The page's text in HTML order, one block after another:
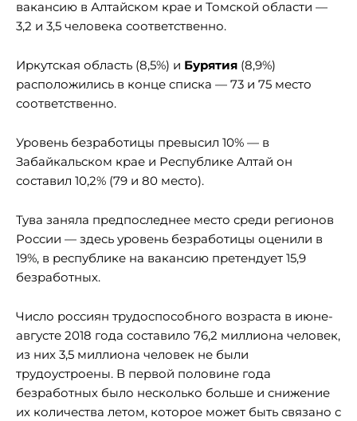
вакансию в Алтайском крае и Томской области —
3,2 и 3,5 человека соответственно.
Иркутская область (8,5%) и Бурятия (8,9%)
расположились в конце списка — 73 и 75 место
соответственно.
Уровень безработицы превысил 10% — в
Забайкальском крае и Республике Алтай он
составил 10,2% (79 и 80 место).
Тува заняла предпоследнее место среди регионов
России — здесь уровень безработицы оценили в
19%, в республике на вакансию претендует 15,9
безработных.
Число россиян трудоспособного возраста в июне-
августе 2018 года составило 76,2 миллиона человек,
из них 3,5 миллиона человек не были
трудоустроены. В первой половине года
безработных было несколько больше и снижение
их количества летом, которое может быть связано с